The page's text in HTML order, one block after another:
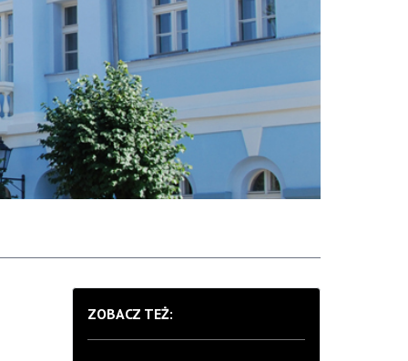
ZOBACZ TEŻ: